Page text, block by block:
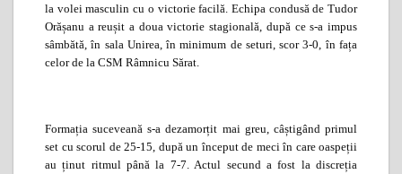
la volei masculin cu o victorie facilă. Echipa condusă de Tudor
Oră­șanu a reușit a doua victorie stagională, după ce s-a impus
sâm­bătă, în sala Uni­rea, în minimum de seturi, scor 3-0, în fața
celor de la CSM Râmnicu Sărat.
Formația suceveană s-a dezamorțit mai greu, câștigând primul
set cu scorul de 25-15, după un început de meci în care oaspeții
au ținut ritmul până la 7-7. Actul secund a fost la discreția